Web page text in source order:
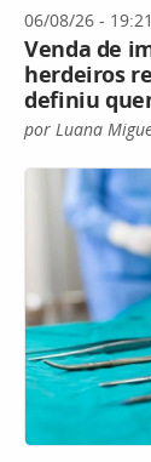
06/08/26 - 19:21
Venda de
herdeiros
definiu
por Luana